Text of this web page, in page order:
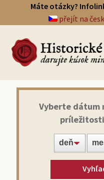
Máte otázky?
přejít na
Prehľad darčekov
Noviny zo dňa narodenia
Víno z roku narodenia
Vyberte dátum